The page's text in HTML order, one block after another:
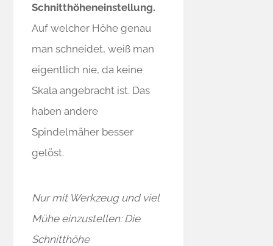
Schnitthöheneinstellung.
Auf welcher Höhe genau
man schneidet, weiß man
eigentlich nie, da keine
Skala angebracht ist. Das
haben andere
Spindelmäher besser
gelöst.
Nur mit Werkzeug und viel
Mühe einzustellen: Die
Schnitthöhe